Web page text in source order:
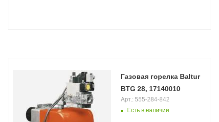
Газовая горелка Baltur
BTG 28, 17140010
Есть в наличии
Арт.: 555-284-842